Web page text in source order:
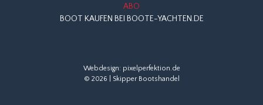
ABO
BOOT KAUFEN BEI BOOTE-YACHTEN.DE
Webdesign: pixelperfektion.de
© 2026 | Skipper Bootshandel